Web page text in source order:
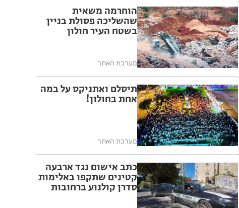
הוחרמה משאית
שהשליכה פסולת בניין
בשטח העיר חולון
מערכת האתר
תיסלם ואתניקס על במה
אחת בחולון!
מערכת האתר
כתב אישום נגד ארבעה
קטינים שתקפו באלימות
סדרן קולנוע ברחובות